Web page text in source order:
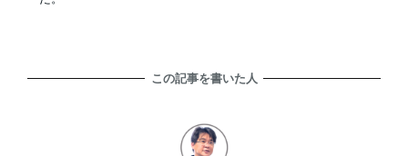
この記事を書いた人